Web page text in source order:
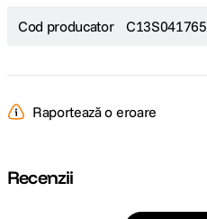
Cod producator C13S041765
Raportează o eroare
Recenzii